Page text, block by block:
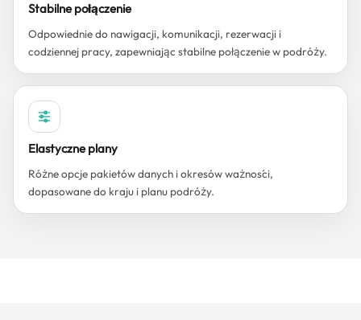
Stabilne połączenie
Odpowiednie do nawigacji, komunikacji, rezerwacji i
codziennej pracy, zapewniając stabilne połączenie w podróży.
Elastyczne plany
Różne opcje pakietów danych i okresów ważności,
dopasowane do kraju i planu podróży.